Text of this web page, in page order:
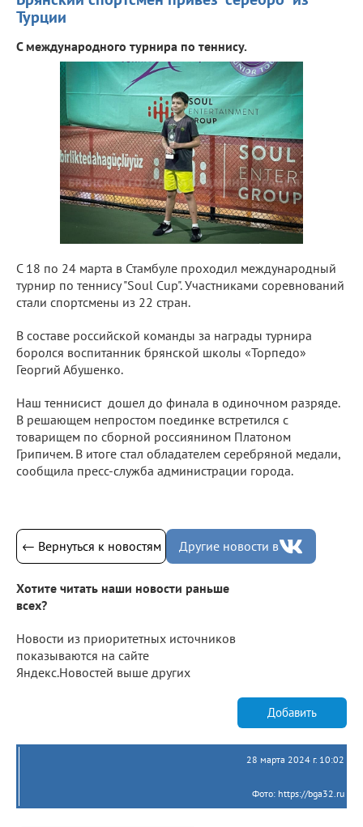
Турции
С международного турнира по теннису.
C 18 по 24 марта в Стамбуле проходил международный
турнир по теннису "Soul Cup". Участниками соревнований
стали спортсмены из 22 стран.
В составе российской команды за награды турнира
боролся воспитанник брянской школы «Торпедо»
Георгий Абушенко.
Наш теннисист дошел до финала в одиночном разряде.
В решающем непростом поединке встретился с
товарищем по сборной россиянином Платоном
Грипичем. В итоге стал обладателем серебряной медали,
сообщила пресс-служба администрации города.
← Вернуться к новостям Другие новости в
Хотите читать наши новости раньше
всех?
Новости из приоритетных источников
показываются на сайте
Яндекс.Новостей выше других
Добавить
28 марта 2024 г. 10:02
Фото: https://bga32.ru